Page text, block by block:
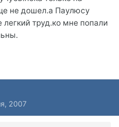
не дошел.а Паулюсу
труд.ко мне попали
2007